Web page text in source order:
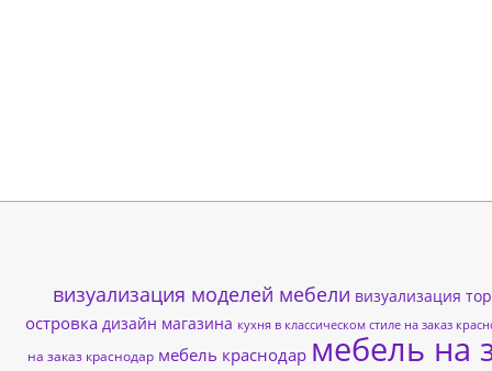
0
визуализация моделей мебели визуализация
островка дизайн магазина кухня в классическом стиле на заказ
на заказ краснодар мебель краснодар мебель на